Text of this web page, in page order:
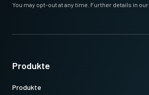
You may opt-out at any time. Further details in our
Produkte
Produkte